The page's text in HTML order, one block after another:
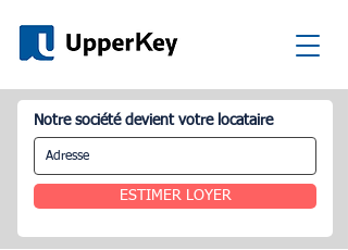
Notre société devient votre locataire
ESTIMER LOYER